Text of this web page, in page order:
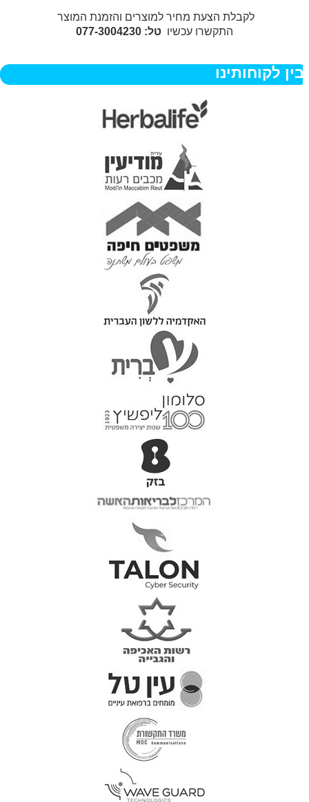
לקבלת הצעת מחיר למוצרים והזמנת המוצר
התקשרו עכשיו טל: 077-3004230
לקוחותינו